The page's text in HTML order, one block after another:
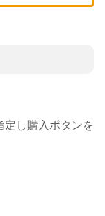
定し購入ボタンを